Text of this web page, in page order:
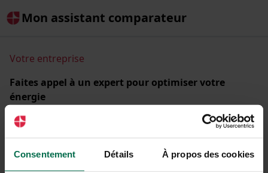
Consentement Détails À propos des cookies
Mon assistant comparateur
Votre entreprise
Faites appel à un expert pour optimiser votre
énergie
Comparez les offres d'énergie de + de 30 fournisseurs
partenaires et réduisez la facture de votre entreprise.
Raison sociale ou SIREN